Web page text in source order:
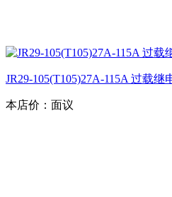
JR29-105(T105)27A-115A 过载
本店价： 面议